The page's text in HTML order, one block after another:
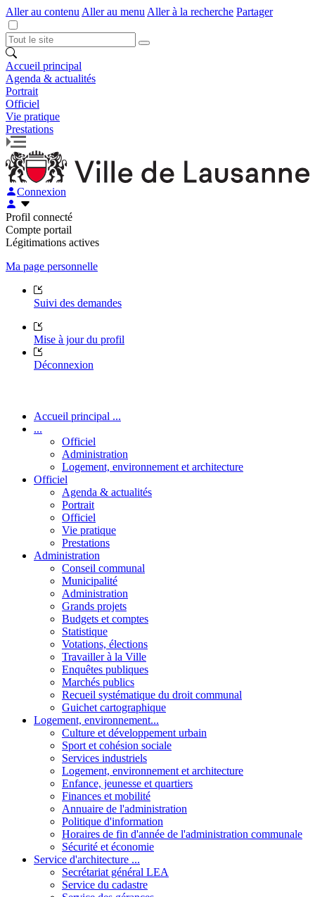
Aller au contenu Aller au menu Aller à la recherche Partager
Accueil principal
Agenda & actualités
Portrait
Officiel
Vie pratique
Prestations
Connexion
Profil connecté
Compte portail
Légitimations actives
Ma page personnelle
Suivi des demandes
Mise à jour du profil
Déconnexion
Accueil principal ...
...
Officiel
Administration
Logement, environnement et architecture
Officiel
Agenda & actualités
Portrait
Officiel
Vie pratique
Prestations
Administration
Conseil communal
Municipalité
Administration
Grands projets
Budgets et comptes
Statistique
Votations, élections
Travailler à la Ville
Enquêtes publiques
Marchés publics
Recueil systématique du droit communal
Guichet cartographique
Logement, environnement...
Culture et développement urbain
Sport et cohésion sociale
Services industriels
Logement, environnement et architecture
Enfance, jeunesse et quartiers
Finances et mobilité
Annuaire de l'administration
Politique d'information
Horaires de fin d'année de l'administration communale
Sécurité et économie
Service d'architecture ...
Secrétariat général LEA
Service du cadastre